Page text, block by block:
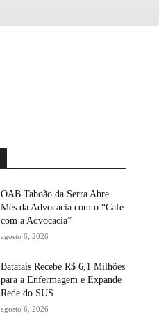
OAB Taboão da Serra Abre
Mês da Advocacia com o “Café
com a Advocacia”
agosto 6, 2026
Batatais Recebe R$ 6,1 Milhões
para a Enfermagem e Expande
Rede do SUS
agosto 6, 2026